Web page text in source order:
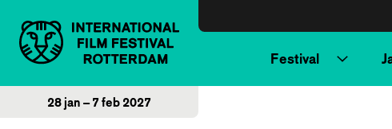
Festival
28 jan – 7 feb 2027